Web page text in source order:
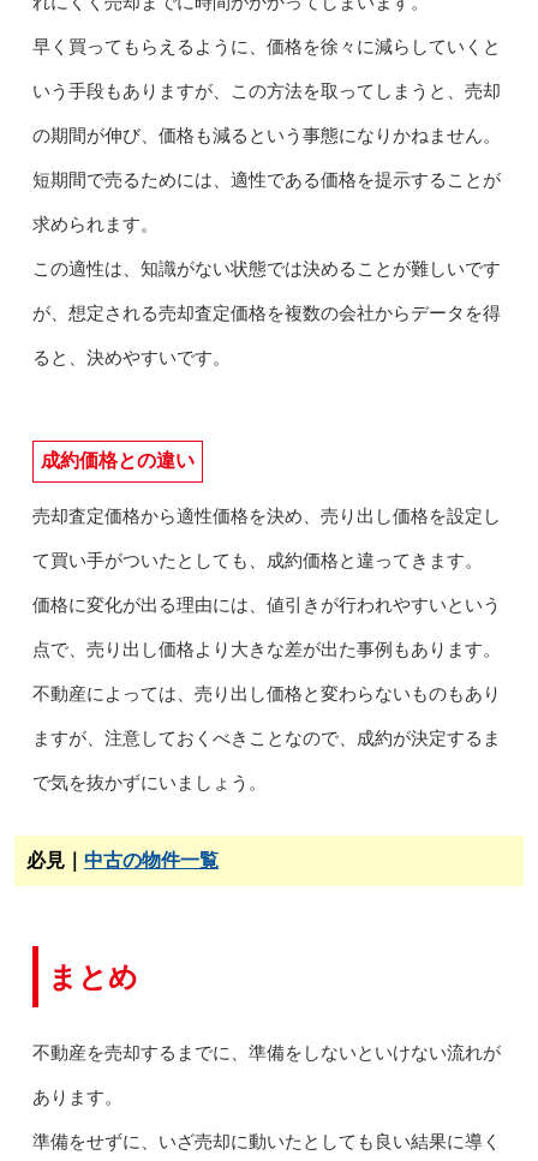
早く買ってもらえるように、価格を徐々に減らしていくと
いう手段もありますが、この方法を取ってしまうと、売却
の期間が伸び、価格も減るという事態になりかねません。
短期間で売るためには、適性である価格を提示することが
求められます。
この適性は、知識がない状態では決めることが難しいです
が、想定される売却査定価格を複数の会社からデータを得
ると、決めやすいです。
成約価格との違い
売却査定価格から適性価格を決め、売り出し価格を設定し
て買い手がついたとしても、成約価格と違ってきます。
価格に変化が出る理由には、値引きが行われやすいという
点で、売り出し価格より大きな差が出た事例もあります。
不動産によっては、売り出し価格と変わらないものもあり
ますが、注意しておくべきことなので、成約が決定するま
で気を抜かずにいましょう。
必見｜ 中古の物件一覧
まとめ
不動産を売却するまでに、準備をしないといけない流れが
あります。
準備をせずに、いざ売却に動いたとしても良い結果に導く